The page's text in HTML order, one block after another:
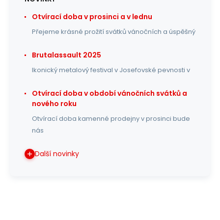
Otvírací doba v prosinci a v lednu
Přejeme krásné prožití svátků vánočních a úspěšný
Brutalassault 2025
Ikonický metalový festival v Josefovské pevnosti v
Otvírací doba v období vánočních svátků a
nového roku
Otvírací doba kamenné prodejny v prosinci bude
nás
Další novinky